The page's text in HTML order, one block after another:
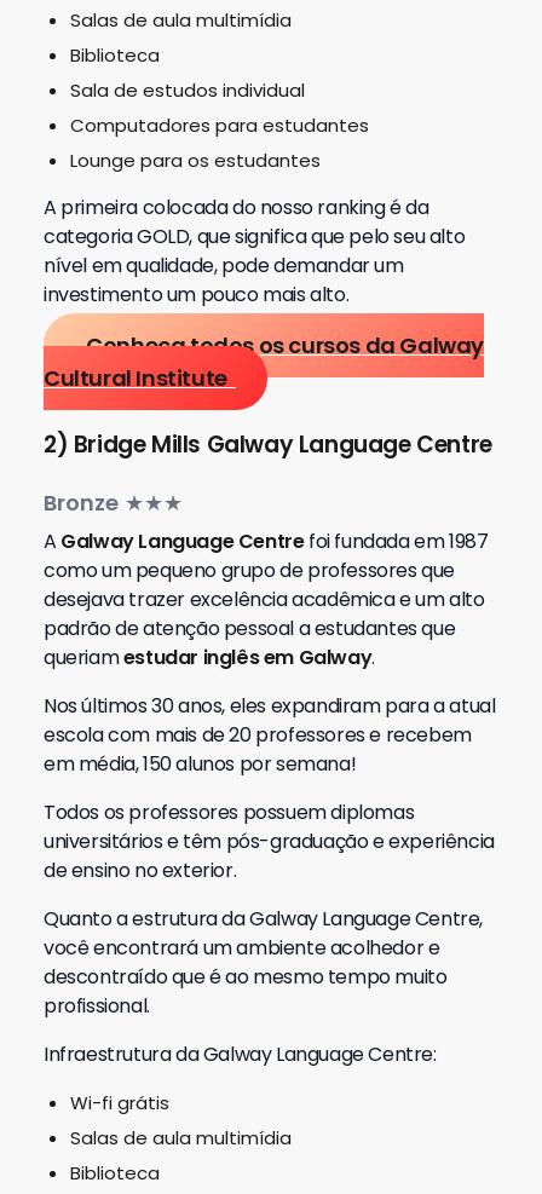
Salas de aula multimídia
Biblioteca
Sala de estudos individual
Computadores para estudantes
Lounge para os estudantes
A primeira colocada do nosso ranking é da
categoria GOLD, que significa que pelo seu alto
nível em qualidade, pode demandar um
investimento um pouco mais alto.
Conheça todos os cursos da Galway
Cultural Institute
2) Bridge Mills Galway Language Centre
Bronze ★★★
A Galway Language Centrefoi fundadaem 1987
como um pequeno grupo de professores que
desejava trazer excelência acadêmica e um alto
padrão de atenção pessoal a estudantes que
queriamestudar inglês em Galway.
Nos últimos 30 anos, eles expandiram para a atual
escola com mais de 20 professores e recebem
em média, 150 alunos por semana!
Todos os professores possuem diplomas
universitários e têm pós-graduação e experiência
de ensino no exterior.
Quanto a estrutura da Galway Language Centre,
você encontrará um ambiente acolhedor e
descontraído que é ao mesmo tempo muito
profissional.
Infraestrutura daGalway Language Centre:
Wi-fi grátis
Salas de aula multimídia
Biblioteca